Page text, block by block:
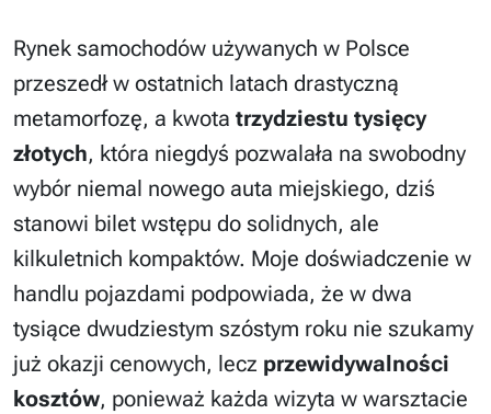
Rynek samochodów używanych w Polsce
przeszedł w ostatnich latach drastyczną
metamorfozę, a kwota trzydziestu tysięcy
złotych, która niegdyś pozwalała na swobodny
wybór niemal nowego auta miejskiego, dziś
stanowi bilet wstępu do solidnych, ale
kilkuletnich kompaktów. Moje doświadczenie w
handlu pojazdami podpowiada, że w dwa
tysiące dwudziestym szóstym roku nie szukamy
już okazji cenowych, lecz przewidywalności
kosztów, ponieważ każda wizyta w warsztacie